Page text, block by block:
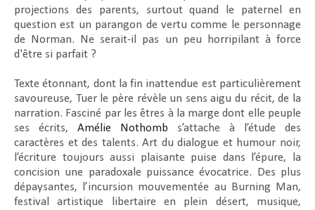
projections des parents, surtout quand le paternel en
question est un parangon de vertu comme le personnage
de Norman. Ne serait-il pas un peu horripilant à force
d'être si parfait ?
Texte étonnant, dont la fin inattendue est particulièrement
savoureuse, Tuer le pèrerévèle un sens aigu du récit, de la
narration. Fasciné par les êtres à la marge dont elle peuple
ses écrits, Amélie Nothomb s’attache à l’étude des
caractères et des talents. Art du dialogue et humour noir,
l’écriture toujours aussi plaisante puise dans l’épure, la
concision une paradoxale puissance évocatrice. Des plus
dépaysantes, l’incursion mouvementée au Burning Man,
festival artistique libertaire en plein désert, musique,